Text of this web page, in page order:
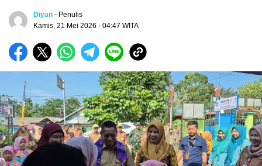
Diyan - Penulis
Kamis, 21 Mei 2026 - 04:47 WITA